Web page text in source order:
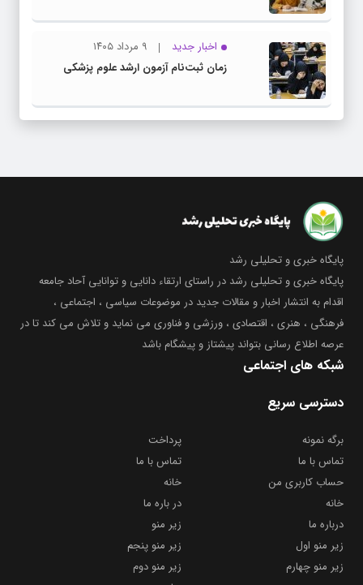
اخبار جدید
۹ مرداد ۱۴۰۵
زمان ثبت‌نام آزمون ارشد علوم پزشکی
پایگاه خبری و تحلیلی رشد
پایگاه خبری و تحلیلی رشد در راستای ارتقاء دانایی و توانایی آحاد جامعه
اقدام به انتشار اخبار و مقالات جدید در موضوعات سیاسی ، اجتماعی ،
فرهنگی ، هنری ، اقتصادی ، ورزشی و فناوری می نماید و تلاش می کند تا در
عرصه اطلاع رسانی بتواند پیشتاز و پیشگام باشد
شبکه های اجتماعی
دسترسی سریع
برگه نمونه
پرداخت
تماس با ما
تماس با ما
حساب کاربری من
خانه
خانه
در باره ما
درباره ما
زیر منو
زیر منو اول
زیر منو پنجم
زیر منو چهارم
زیر منو دوم